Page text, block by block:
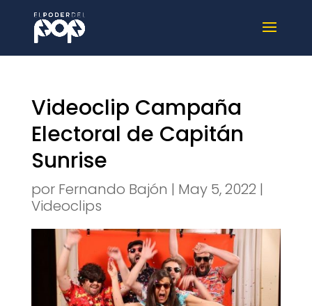
Videoclip Campaña
Electoral de Capitán
Sunrise
por Fernando Bajón | May 5, 2022 |
Videoclips